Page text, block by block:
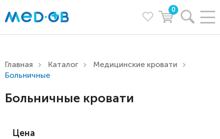
0
Главная Каталог
Медицинские кровати
Больничные
Больничные кровати
Цена